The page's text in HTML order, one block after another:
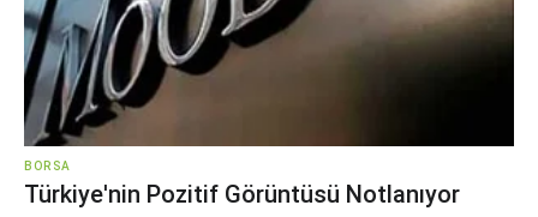
BORSA
Türkiye'nin Pozitif Görüntüsü Notlanıyor